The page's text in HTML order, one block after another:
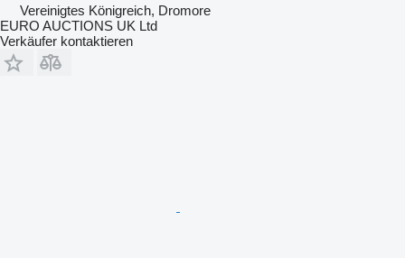
Vereinigtes Königreich, Dromore
EURO AUCTIONS UK Ltd
Verkäufer kontaktieren